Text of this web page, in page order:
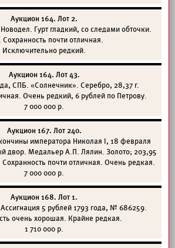
Аукцион 164. Лот 2.
Гурт гладкий, со следами обточки.
г. Сохранность почти отличная.
Исключительно редкий.
Аукцион 164. Лот 43.
СПБ. «Солнечник». Серебро, 28,37 г.
Очень редкий, 6 рублей по Петрову.
7 000 000 р.
Аукцион 167. Лот 240.
императора Николая I, 18 февраля
двор. Медальер А.П. Лялин. Золото; 203,95
почти отличная. Очень редкая.
7 000 000 р.
Аукцион 168. Лот 1.
Ассигнация 5 рублей 1793 года, № 686259.
очень хорошая. Крайне редкая.
1 710 000 р.